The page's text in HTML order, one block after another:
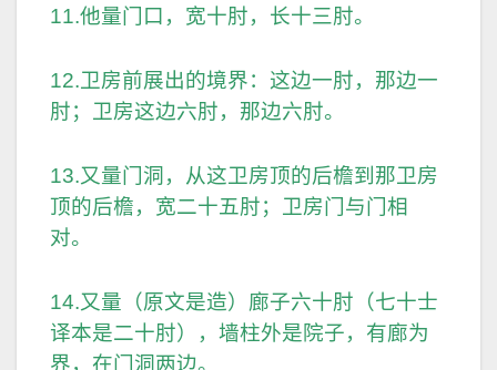
11.他量门口，宽十肘，长十三肘。
12.卫房前展出的境界：这边一肘，那边一
肘；卫房这边六肘，那边六肘。
13.又量门洞，从这卫房顶的后檐到那卫房
顶的后檐，宽二十五肘；卫房门与门相
对。
14.又量（原文是造）廊子六十肘（七十士
译本是二十肘），墙柱外是院子，有廊为
界，在门洞两边。